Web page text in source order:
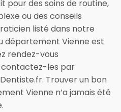
pour des soins de routine,
ou des conseils
listé dans notre
département Vienne est
rendez-vous
les par
Trouver un bon
Vienne n’a jamais été